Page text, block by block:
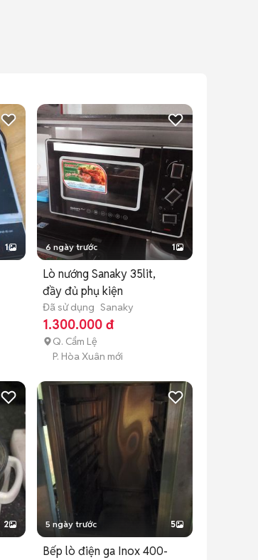
1 6 ngày trước 1
Lò nướng Sanaky 35lit,
đầy đủ phụ kiện
Đã sử dụng Sanaky
1.300.000 đ
Q. Cẩm Lệ
P. Hòa Xuân mới
2 5 ngày trước 5
Bếp lò điện ga Inox 400-